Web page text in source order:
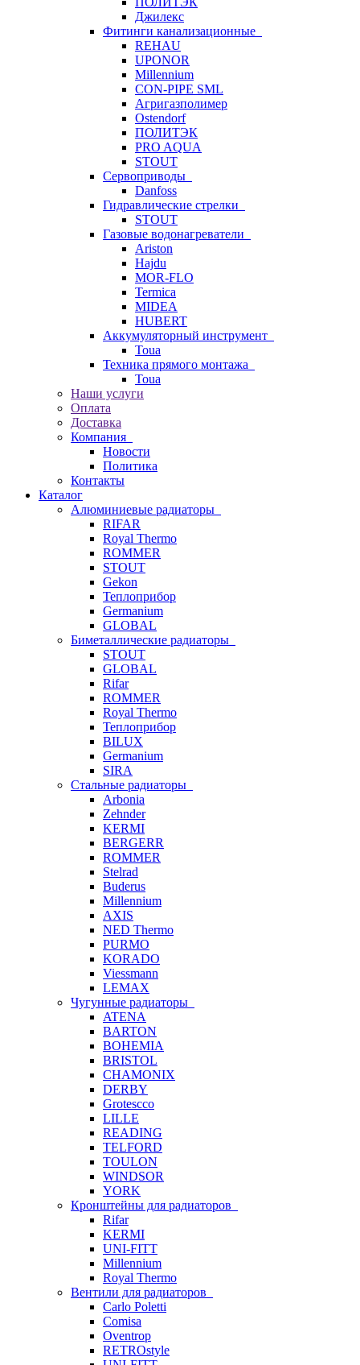
Джилекс
Фитинги канализационные
REHAU
UPONOR
Millennium
CON-PIPE SML
Агригазполимер
Ostendorf
ПОЛИТЭК
PRO AQUA
STOUT
Сервоприводы
Danfoss
Гидравлические стрелки
STOUT
Газовые водонагреватели
Ariston
Hajdu
MOR-FLO
Termica
MIDEA
HUBERT
Аккумуляторный инструмент
Toua
Техника прямого монтажа
Toua
Наши услуги
Оплата
Доставка
Компания
Новости
Политика
Контакты
Каталог
Алюминиевые радиаторы
RIFAR
Royal Thermo
ROMMER
STOUT
Gekon
Теплоприбор
Germanium
GLOBAL
Биметаллические радиаторы
STOUT
GLOBAL
Rifar
ROMMER
Royal Thermo
Теплоприбор
BILUX
Germanium
SIRA
Стальные радиаторы
Arbonia
Zehnder
KERMI
BERGERR
ROMMER
Stelrad
Buderus
Millennium
AXIS
NED Thermo
PURMO
KORADO
Viessmann
LEMAX
Чугунные радиаторы
ATENA
BARTON
BOHEMIA
BRISTOL
CHAMONIX
DERBY
Grotescco
LILLE
READING
TELFORD
TOULON
WINDSOR
YORK
Кронштейны для радиаторов
Rifar
KERMI
UNI-FITT
Millennium
Royal Thermo
Вентили для радиаторов
Carlo Poletti
Comisa
Oventrop
RETROstyle